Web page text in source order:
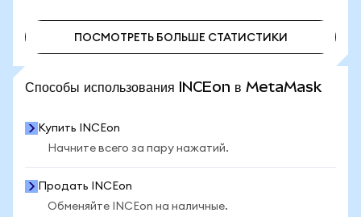
ПОСМОТРЕТЬ БОЛЬШЕ СТАТИСТИКИ
Способы использования INCEon в MetaMask
Купить INCEon
Начните всего за пару нажатий.
Продать INCEon
Обменяйте INCEon на наличные.